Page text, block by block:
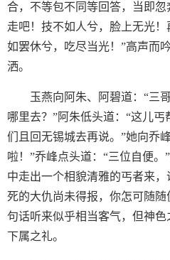
合，不等包不同等回答，当即忽
走吧！技不如人兮，脸上无光
如罢休兮，吃尽当光！”高声而
洒。
玉燕向阿朱、阿碧道：“三
哪里去？”阿朱低头道：“这儿
们且回无锡城去再说。”她向乔
啦！”乔峰点头道：“三位自便
中走出一个相貌清雅的丐者来
死的大仇尚未得报，你怎可随
句话听来似乎相当客气，但神
下属之礼。